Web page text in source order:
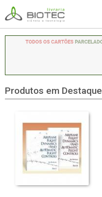
Pular
para
navegação
Pular
para
o
conteúdo
Produtos em Destaque